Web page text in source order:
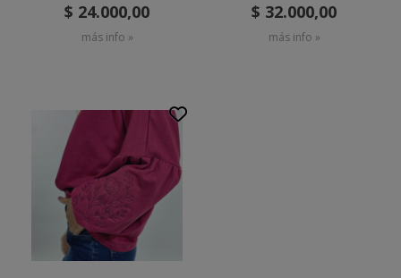
$ 24.000,00
más info »
$ 32.000,00
más info »